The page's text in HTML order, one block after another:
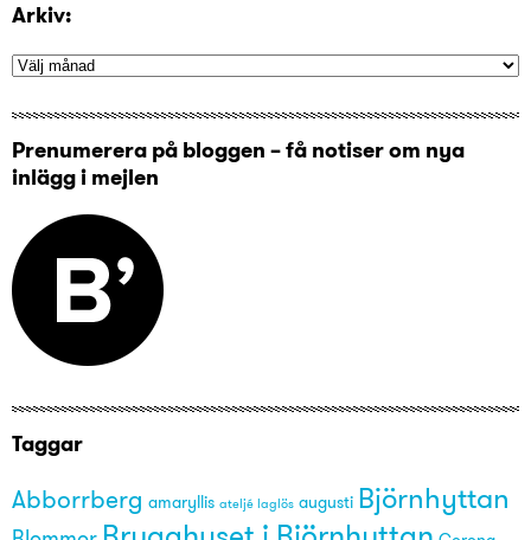
Arkiv:
Prenumerera på bloggen – få notiser om nya
inlägg i mejlen
Taggar
Abborrberg amaryllis ateljé laglös augusti Björnhyttan